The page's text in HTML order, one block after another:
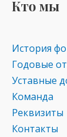
Кто мы
История
Годовые
Уставные
Команда
Реквизиты
Контакты